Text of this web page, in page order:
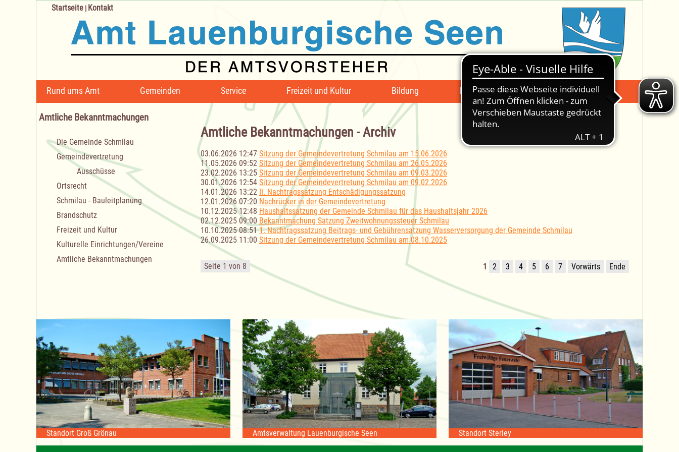
Navigation
überspringen
Rund ums Amt Gemeinden Service Freizeit und Kultur Bildung Mängelmeldung Suche -
Startseite | Kontakt
Amtliche Bekanntmachungen - Archiv
03.06.2026 12:47 Sitzung der Gemeindevertretung Schmilau am 15.06.2026
11.05.2026 09:52 Sitzung der Gemeindevertretung Schmilau am 26.05.2026
23.02.2026 13:25 Sitzung der Gemeindevertretung Schmilau am 09.03.2026
30.01.2026 12:54 Sitzung der Gemeindevertretung Schmilau am 09.02.2026
14.01.2026 13:22 II. Nachtragssatzung Entschädigungssatzung
12.01.2026 07:20 Nachrücker in der Gemeindevertretung
10.12.2025 12:48 Haushaltssatzung der Gemeinde Schmilau für das Haushaltsjahr 2026
02.12.2025 09:00 Bekanntmachung Satzung Zweitwohnungssteuer Schmilau
10.10.2025 08:51 1. Nachtragssatzung Beitrags- und Gebührensatzung Wasserversorgung der Gemeinde Schmilau
26.09.2025 11:00 Sitzung der Gemeindevertretung Schmilau am 08.10.2025
Seite 1 von 8 1 2 3 4 5 6 7 Vorwärts Ende
Amtliche Bekanntmachungen
Navigation
überspringen
Die Gemeinde Schmilau
Gemeindevertretung
Ausschüsse
Ortsrecht
Schmilau - Bauleitplanung
Brandschutz
Freizeit und Kultur
Kulturelle Einrichtungen/Vereine
Amtliche Bekanntmachungen
Standort Groß Grönau Amtsverwaltung Lauenburgische Seen Standort Sterley